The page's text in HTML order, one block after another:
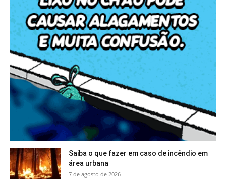
Saiba o que fazer em caso de incêndio em
área urbana
7 de agosto de 2026